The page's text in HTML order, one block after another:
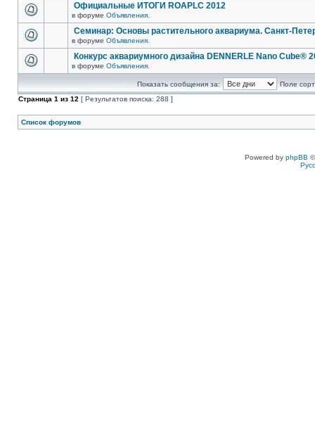
Официальные ИТОГИ ROAPLC 2012
в форуме Объявления.
Семинар: Основы растительного аквариума. Санкт-
в форуме Объявления.
Конкурс аквариумного дизайна DENNERLE Nano Cube®
в форуме Объявления.
Показать сообщения за:
Поле
Страница 1 из 12 [ Результатов поиска: 288 ]
Список форумов
Powered by phpBB